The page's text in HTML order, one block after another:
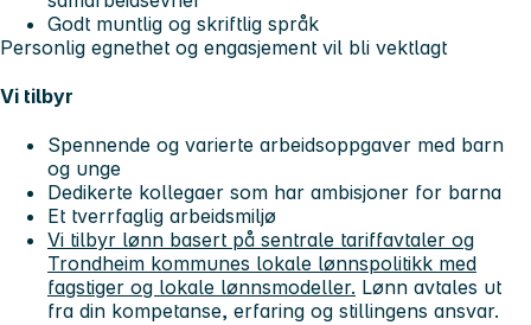
Godt muntlig og skriftlig språk
Personlig egnethet og engasjement vil bli vektlagt
Vi tilbyr
Spennende og varierte arbeidsoppgaver med barn
og unge
Dedikerte kollegaer som har ambisjoner for barna
Et tverrfaglig arbeidsmiljø
Vi tilbyr lønn basert på sentrale tariffavtaler og
Trondheim kommunes lokale lønnspolitikk med
fagstiger og lokale lønnsmodeller. Lønn avtales ut
fra din kompetanse, erfaring og stillingens ansvar.